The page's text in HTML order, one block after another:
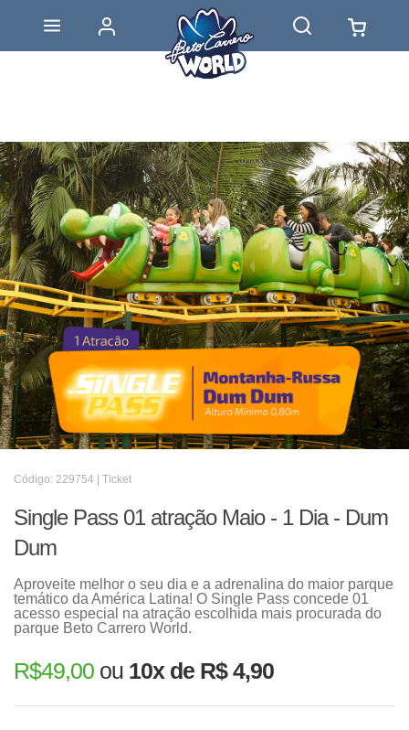
Código: 229754 | Ticket
Single Pass 01 atração Maio - 1 Dia - Dum
Dum
Aproveite melhor o seu dia e a adrenalina do maior parque
temático da América Latina! O Single Pass concede 01
acesso especial na atração escolhida mais procurada do
parque Beto Carrero World.
R$49,00 ou 10x de R$ 4,90